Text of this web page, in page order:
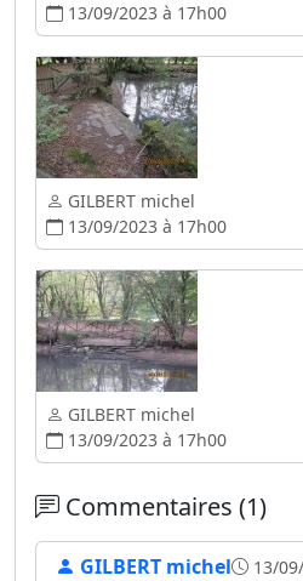
13/09/2023 à 17h00
GILBERT michel
13/09/2023 à 17h00
GILBERT michel
13/09/2023 à 17h00
Commentaires (1)
GILBERT michel 13/